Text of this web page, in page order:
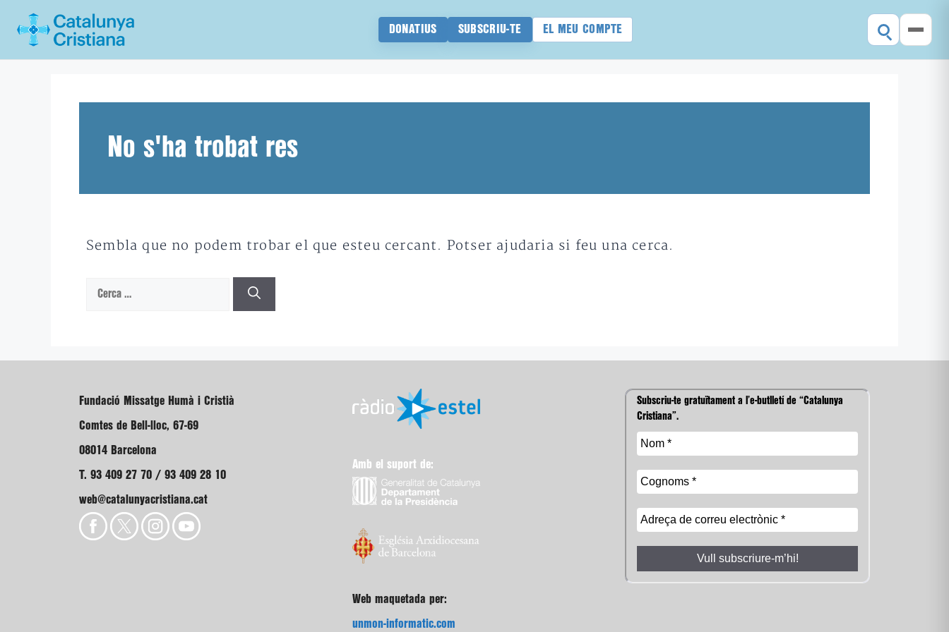
DONATIUS SUBSCRIU-TE EL MEU COMPTE
No s'ha trobat res
Sembla que no podem trobar el que esteu cercant. Potser ajudaria si feu una cerca.
Cerca:
Fundació Missatge Humà i Cristià
Comtes de Bell-lloc, 67-69
08014 Barcelona
T. 93 409 27 70 / 93 409 28 10
web@catalunyacristiana.cat
Amb el suport de:
Web maquetada per:
unmon-informatic.com
Subscriu-te gratuïtament a l’e-butlletí de “Catalunya
Cristiana”.